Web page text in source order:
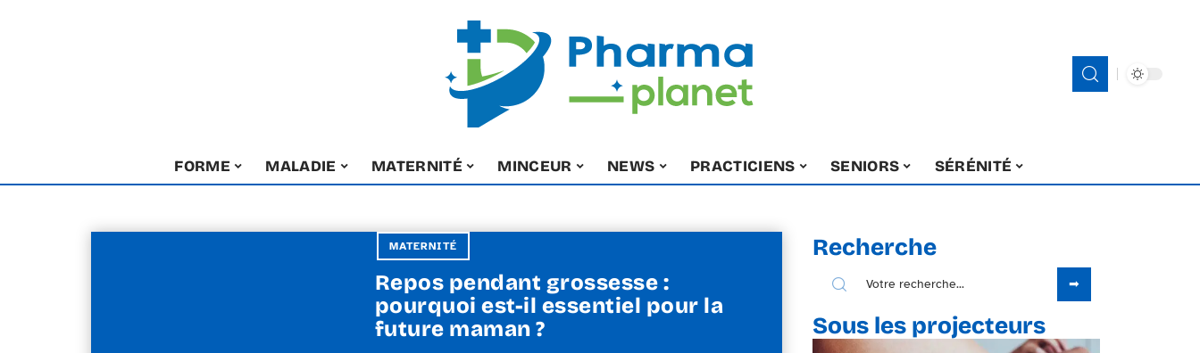
FORME MALADIE MATERNITÉ MINCEUR NEWS PRACTICIENS SENIORS SÉRÉNITÉ
MATERNITÉ
Repos pendant grossesse :
pourquoi est-il essentiel pour la
future maman ?
Recherche
Sous les projecteurs